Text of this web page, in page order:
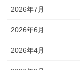
2026年7月
2026年6月
2026年4月